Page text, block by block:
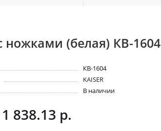
ножками (белая) КВ-1604
КВ-1604
KAISER
В наличии
1 838.13 р.